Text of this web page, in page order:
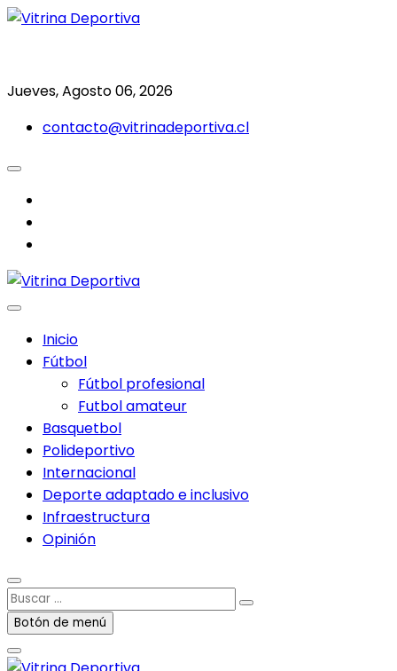
Saltar
Jueves, Agosto 06, 2026
contacto@vitrinadeportiva.cl
Inicio
Fútbol
Fútbol profesional
Futbol amateur
Basquetbol
Polideportivo
Internacional
Deporte adaptado e inclusivo
Infraestructura
Opinión
Buscar
…Botón de menú